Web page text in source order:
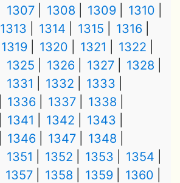
1307 1308 1309
1310
1313 1314 1315
1316
1319 1320 1321
1322
1325 1326 1327
1328
1331 1332
1333
1336 1337
1338
1341 1342
1343
1346 1347
1348
1351 1352 1353
1354
1357 1358 1359
1360